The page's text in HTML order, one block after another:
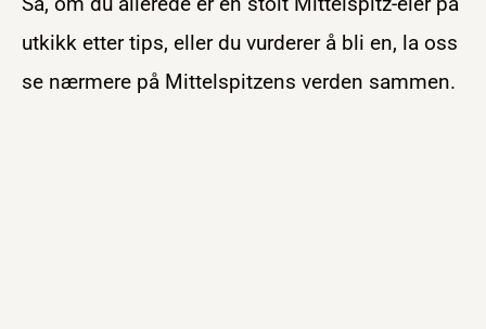
utkikk etter tips, eller du vurderer å bli en, la oss
se nærmere på Mittelspitzens verden sammen.